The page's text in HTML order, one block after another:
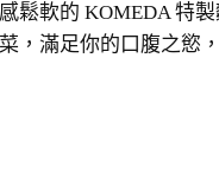
鬆軟的 KOMEDA 特
，滿足你的口腹之慾